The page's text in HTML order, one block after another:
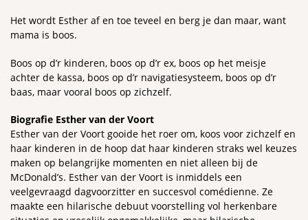
Het wordt Esther af en toe teveel en berg je dan maar, want
mama is boos.
Boos op d’r kinderen, boos op d’r ex, boos op het meisje
achter de kassa, boos op d’r navigatiesysteem, boos op d’r
baas, maar vooral boos op zichzelf.
Biografie Esther van der Voort
Esther van der Voort gooide het roer om, koos voor zichzelf en
haar kinderen in de hoop dat haar kinderen straks wel keuzes
maken op belangrijke momenten en niet alleen bij de
McDonald’s. Esther van der Voort is inmiddels een
veelgevraagd dagvoorzitter en succesvol comédienne. Ze
maakte een hilarische debuut voorstelling vol herkenbare
Inzoomen